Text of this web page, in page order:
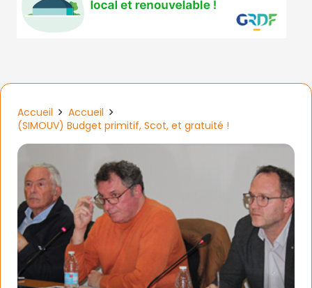
Accueil
Accueil
(SIMOUV) Budget primitif, Scot, et gratuité !